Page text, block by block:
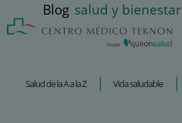
Blog salud y bienestar
Salud de la A a la Z Vida saludable